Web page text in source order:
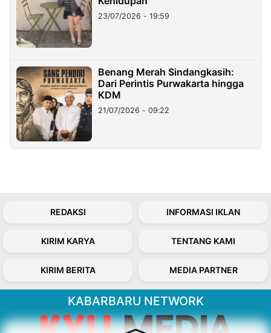
23/07/2026 - 19:59
Benang Merah Sindangkasih:
Dari Perintis Purwakarta hingga
KDM
21/07/2026 - 09:22
REDAKSI INFORMASI IKLAN
KIRIM KARYA TENTANG KAMI
KIRIM BERITA MEDIA PARTNER
KABARBARU NETWORK